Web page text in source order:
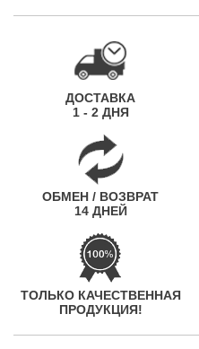
ДОСТАВКА
1 - 2 ДНЯ
ОБМЕН / ВОЗВРАТ
14 ДНЕЙ
ТОЛЬКО КАЧЕСТВЕННАЯ
ПРОДУКЦИЯ!